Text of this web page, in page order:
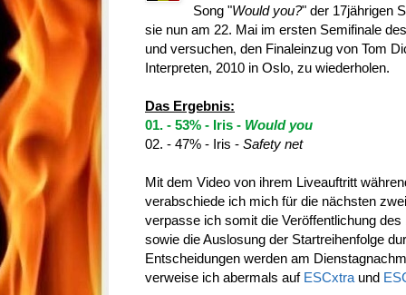
Song "Would you?" der 17jährigen
sie nun am 22. Mai im ersten Semifinale
und versuchen, den Finaleinzug von Tom
Interpreten, 2010 in Oslo, zu wiederholen.
Das Ergebnis:
01. - 53% - Iris - Would you
02. - 47% - Iris - Safety net
Mit dem Video von ihrem Liveauftritt
verabschiede ich mich für die nächsten
verpasse ich somit die Veröffentlichung
sowie die Auslosung der Startreihenfolge
Entscheidungen werden am
verweise ich abermals auf ESCxtra und